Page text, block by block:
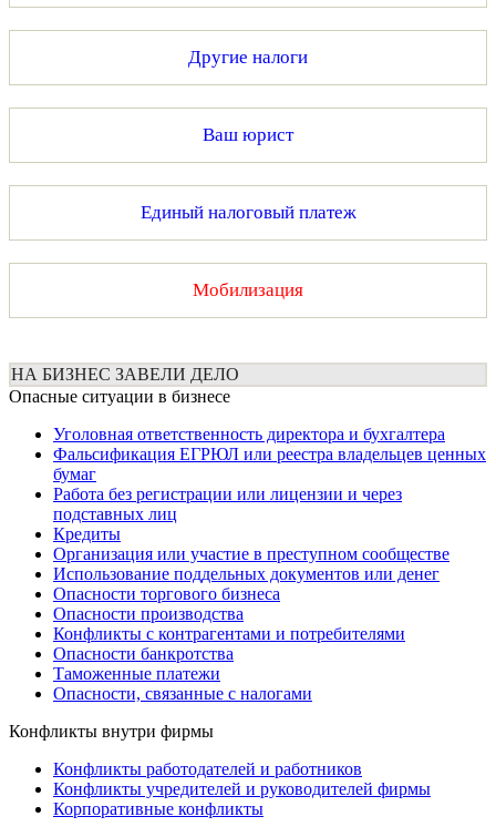
Другие налоги
Ваш юрист
Единый налоговый платеж
Мобилизация
НА БИЗНЕС ЗАВЕЛИ ДЕЛО
Опасные ситуации в бизнесе
Уголовная ответственность директора и бухгалтера
Фальсификация ЕГРЮЛ или реестра владельцев ценных
бумаг
Работа без регистрации или лицензии и через
подставных лиц
Кредиты
Организация или участие в преступном сообществе
Использование поддельных документов или денег
Опасности торгового бизнеса
Опасности производства
Конфликты с контрагентами и потребителями
Опасности банкротства
Таможенные платежи
Опасности, связанные с налогами
Конфликты внутри фирмы
Конфликты работодателей и работников
Конфликты учредителей и руководителей фирмы
Корпоративные конфликты